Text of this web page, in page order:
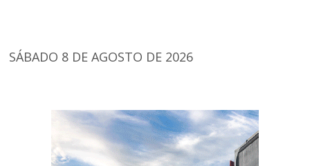
SÁBADO 8 DE AGOSTO DE 2026